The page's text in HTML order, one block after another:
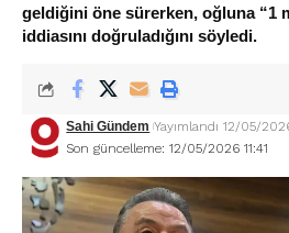
geldiğini öne sürerken, oğluna “1
iddiasını doğruladığını söyledi.
Son güncelleme: 12/05/2026 11:41
Sahi Gündem Yayımlandı 12/05/